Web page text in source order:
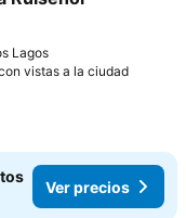
favoritos
Lagos
vistas a la ciudad
Ver precios